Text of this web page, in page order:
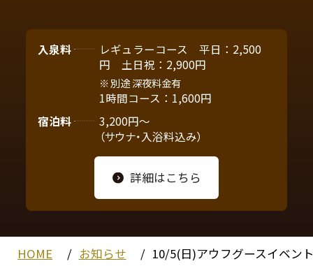
入泉料
レギュラーコース 平日：2,500
円 土日祝：2,900円
別途 深夜料金有
1時間コース：1,600円
宿泊料
3,200円～
（サウナ・入浴料込み）
詳細はこちら
HOME お知らせ 10/5(日)アウフグースイベ